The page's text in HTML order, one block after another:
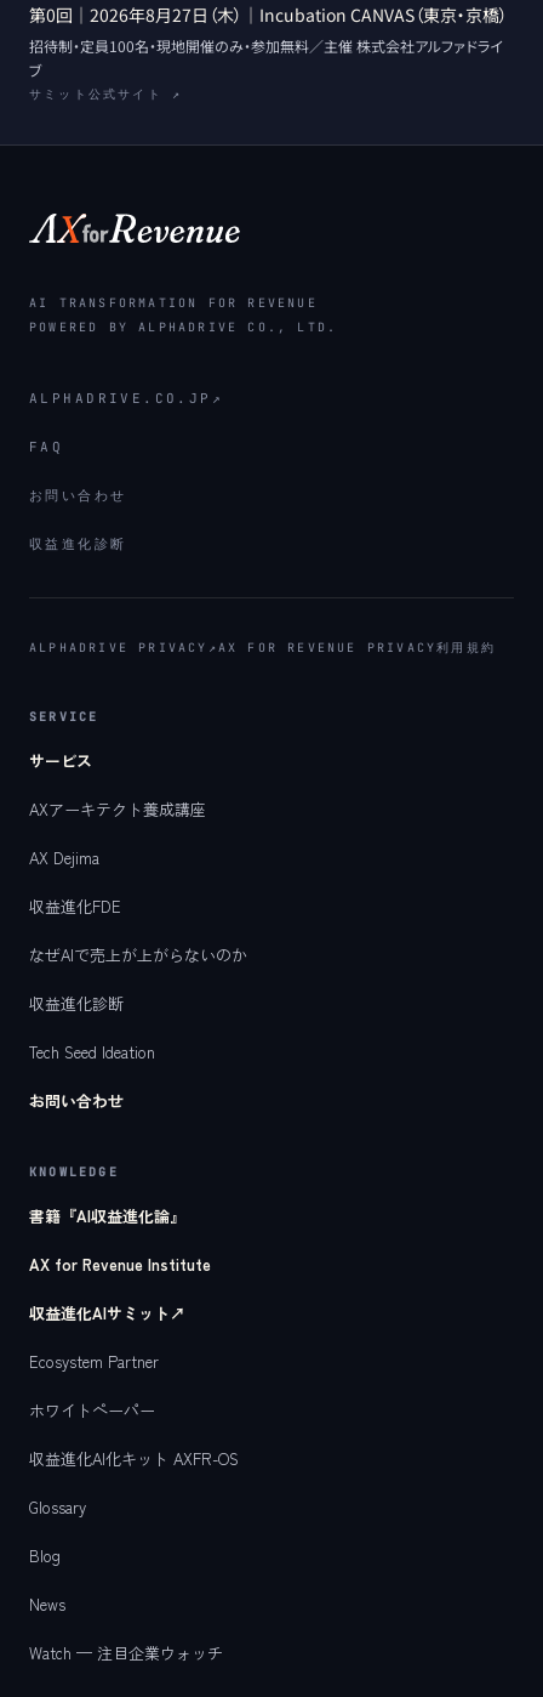
第0回 ｜ 2026年8月27日（木） ｜ Incubation CANVAS（東京・京橋）
招待制・定員100名・現地開催のみ・参加無料／主催株式会社アルファドライ
ブ
サミット公式サイト ↗
AI TRANSFORMATION FOR REVENUE
POWERED BY ALPHADRIVE CO., LTD.
ALPHADRIVE.CO.JP ↗
FAQ
お問い合わせ
収益進化診断
ALPHADRIVE PRIVACY ↗ AX FOR REVENUE PRIVACY利用規約
SERVICE
サービス
AXアーキテクト養成講座
AX Dejima
収益進化FDE
なぜAIで売上が上がらないのか
収益進化診断
Tech Seed Ideation
お問い合わせ
KNOWLEDGE
書籍『AI収益進化論』
AX for Revenue Institute
収益進化AIサミット ↗
Ecosystem Partner
ホワイトペーパー
収益進化AI化キット AXFR-OS
Glossary
Blog
News
Watch — 注目企業ウォッチ